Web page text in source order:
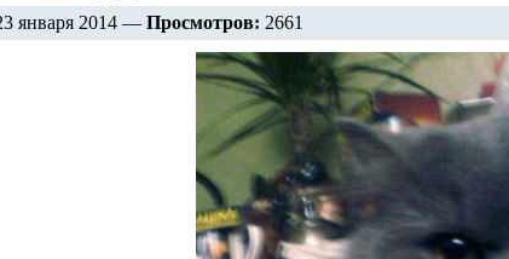
января 2014 — Просмотров: 2661